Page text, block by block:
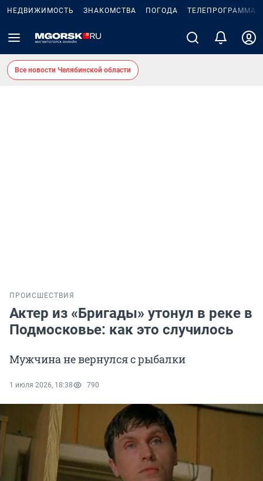
НЕДВИЖИМОСТЬ ЗНАКОМСТВА ПОГОДА ТЕЛЕПРОГРАММА
Все новости Челябинской области
ПРОИСШЕСТВИЯ
Актер из «Бригады» утонул в реке в
Подмосковье: как это случилось
Мужчина не вернулся с рыбалки
1 июля 2026, 18:38 790